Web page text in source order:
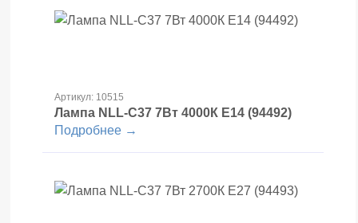
Артикул: 10515
Лампа NLL-C37 7Вт 4000К Е14 (94492)
Подробнее →